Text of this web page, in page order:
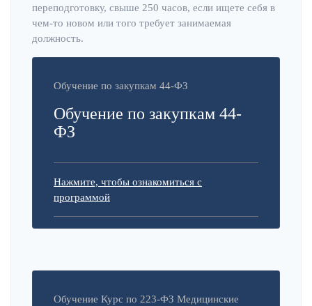
переподготовку, свыше 250 часов, если ищете себя в
чем-то новом или того требует занимаемая
должность.
Обучение по закупкам 44-ФЗ
Обучение по закупкам 44-
ФЗ
Нажмите, чтобы ознакомиться с
программой
Обучение Курс по 223-ФЗ Медицинские